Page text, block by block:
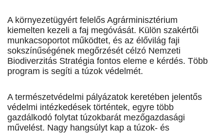
A környezetügyért felelős Agrárminisztérium
kiemelten kezeli a faj megóvását. Külön szakértői
munkacsoportot működtet, és az élővilág faji
sokszínűségének megőrzését célzó Nemzeti
Biodiverzitás Stratégia fontos eleme e kérdés. Több
program is segíti a túzok védelmét.
A természetvédelmi pályázatok keretében jelentős
védelmi intézkedések történtek, egyre több
gazdálkodó folytat túzokbarát mezőgazdasági
művelést. Nagy hangsúlyt kap a túzok- és